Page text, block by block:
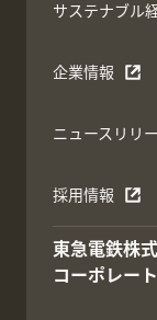
サステナブル
企業情報
ニュースリリ
採用情報
東急電鉄株
コーポレー